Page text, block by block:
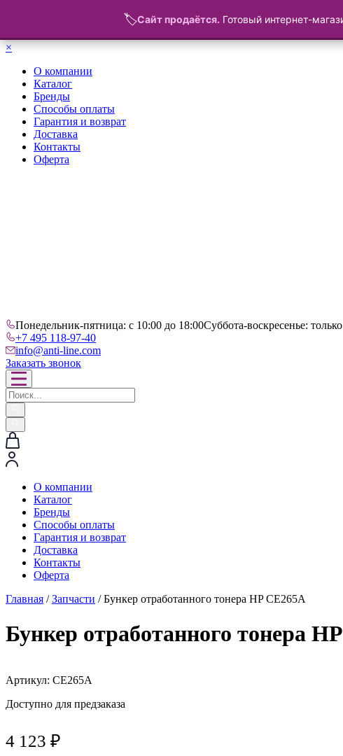
×
О компании
Каталог
Бренды
Способы оплаты
Гарантия и возврат
Доставка
Контакты
Оферта
Понедельник-пятница: с 10:00 до 18:00Суббота-воскресенье:
+7 495 118-97-40
info@anti-line.com
Заказать звонок
О компании
Каталог
Бренды
Способы оплаты
Гарантия и возврат
Доставка
Контакты
Оферта
Главная /Запчасти / Бункер отработанного тонера HP CE265A
Бункер отработанного тонера
Артикул: CE265A
Доступно для предзаказа
4 123 ₽
🏷️Сайт продаётся. Готовый интернет-